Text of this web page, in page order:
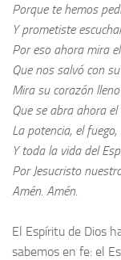
Porque te hemos
Y prometiste
Por eso ahora mira
Que nos salvó con
Mira su corazón
Que se abra ahora
La potencia, el fuego,
Y toda la vida del
Por Jesucristo
Amén. Amén.
El Espíritu de Dios
sabemos en fe: el